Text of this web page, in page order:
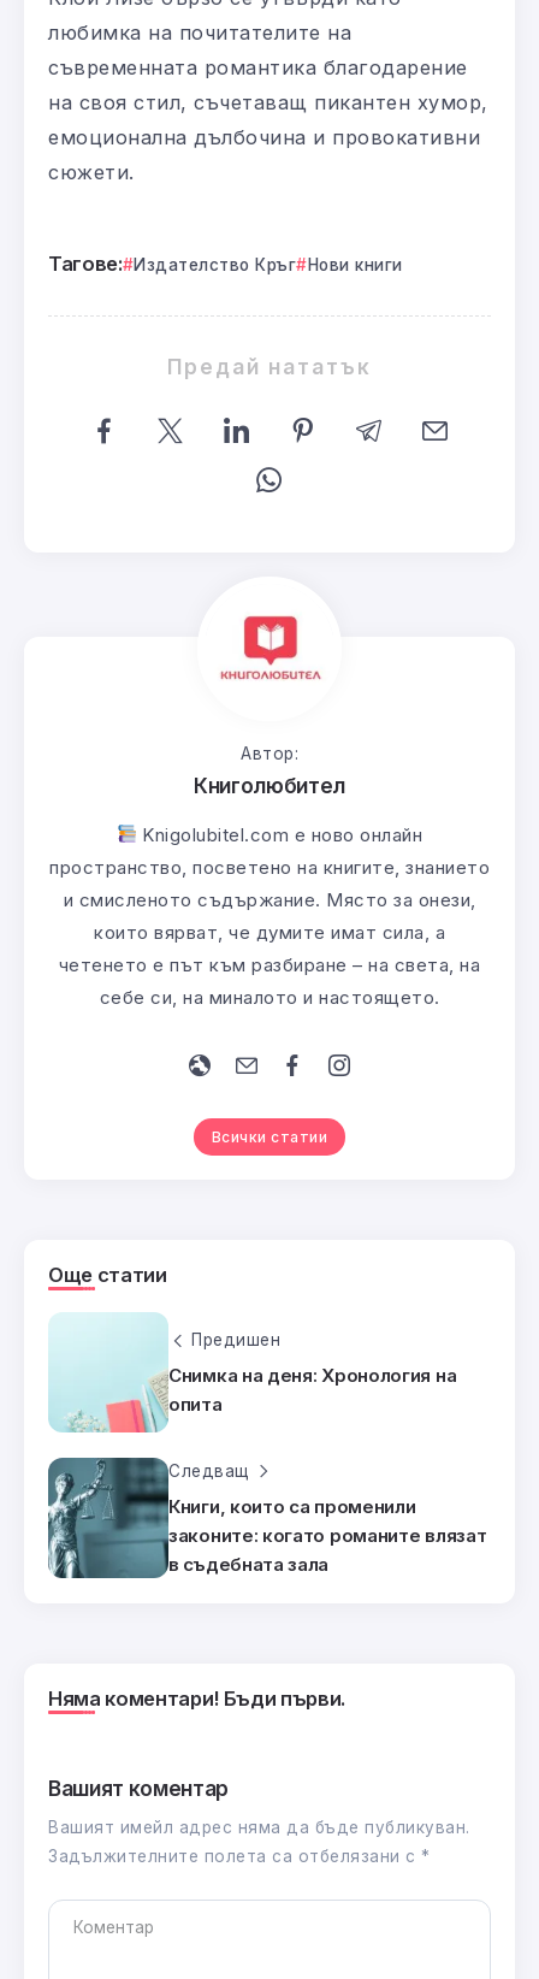
любимка на почитателите на
съвременната романтика благодарение
на своя стил, съчетаващ пикантен хумор,
емоционална дълбочина и провокативни
сюжети.
Тагове: Издателство Кръг Нови книги
Предай нататък
Автор:
Книголюбител
Knigolubitel.com е ново онлайн
пространство, посветено на книгите, знанието
и смисленото съдържание. Място за онези,
които вярват, че думите имат сила, а
четенето е път към разбиране – на света, на
себе си, на миналото и настоящето.
Всички статии
Още статии
Предишен
Снимка на деня: Хронология на
опита
Следващ
Книги, които са променили
законите: когато романите влязат
в съдебната зала
Няма коментари! Бъди първи.
Вашият коментар
Вашият имейл адрес няма да бъде публикуван.
Задължителните полета са отбелязани с *